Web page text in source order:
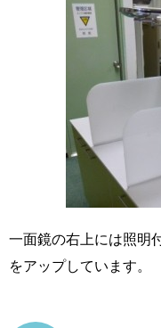
一面鏡の右上には照明
をアップしています。